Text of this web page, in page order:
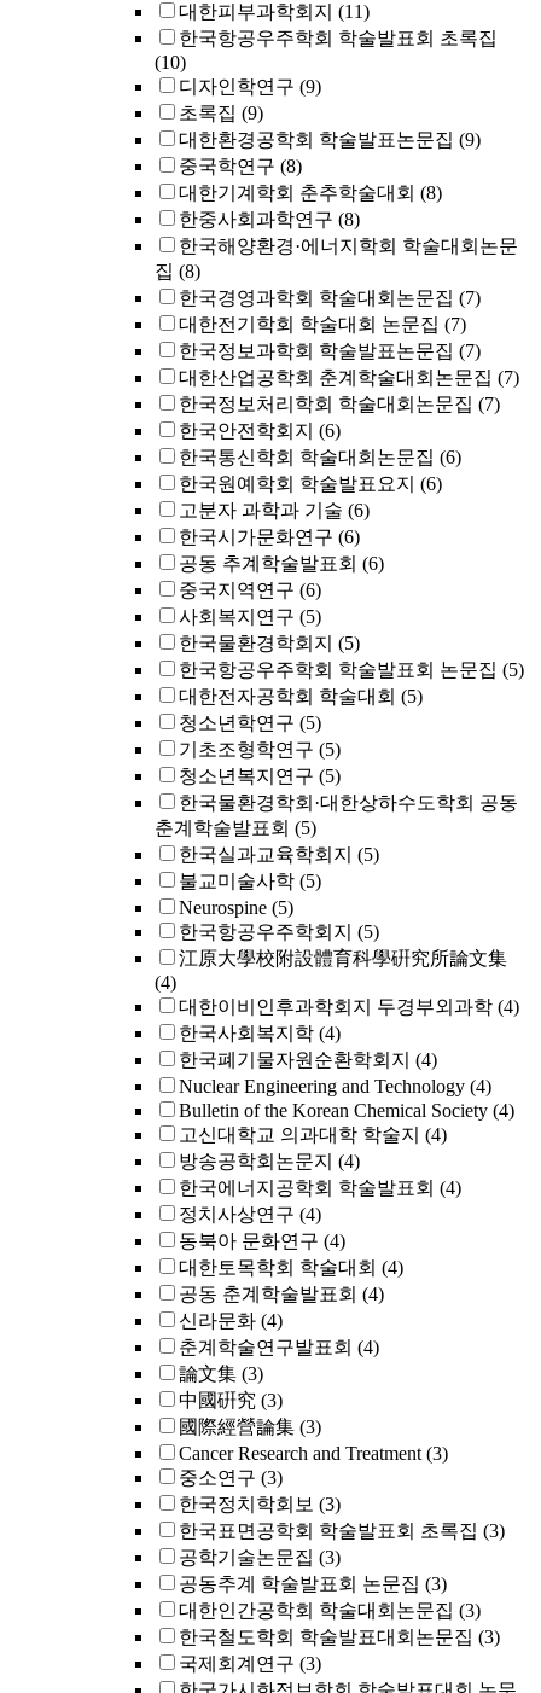
대한피부과학회지 (11)
한국항공우주학회 학술발표회 초록집
(10)
디자인학연구 (9)
초록집 (9)
대한환경공학회 학술발표논문집 (9)
중국학연구 (8)
대한기계학회 춘추학술대회 (8)
한중사회과학연구 (8)
한국해양환경·에너지학회 학술대회논문
집 (8)
한국경영과학회 학술대회논문집 (7)
대한전기학회 학술대회 논문집 (7)
한국정보과학회 학술발표논문집 (7)
대한산업공학회 춘계학술대회논문집 (7)
한국정보처리학회 학술대회논문집 (7)
한국안전학회지 (6)
한국통신학회 학술대회논문집 (6)
한국원예학회 학술발표요지 (6)
고분자 과학과 기술 (6)
한국시가문화연구 (6)
공동 추계학술발표회 (6)
중국지역연구 (6)
사회복지연구 (5)
한국물환경학회지 (5)
한국항공우주학회 학술발표회 논문집 (5)
대한전자공학회 학술대회 (5)
청소년학연구 (5)
기초조형학연구 (5)
청소년복지연구 (5)
한국물환경학회·대한상하수도학회 공동
춘계학술발표회 (5)
한국실과교육학회지 (5)
불교미술사학 (5)
Neurospine (5)
한국항공우주학회지 (5)
江原大學校附設體育科學硏究所論文集
(4)
대한이비인후과학회지 두경부외과학 (4)
한국사회복지학 (4)
한국폐기물자원순환학회지 (4)
Nuclear Engineering and Technology (4)
Bulletin of the Korean Chemical Society (4)
고신대학교 의과대학 학술지 (4)
방송공학회논문지 (4)
한국에너지공학회 학술발표회 (4)
정치사상연구 (4)
동북아 문화연구 (4)
대한토목학회 학술대회 (4)
공동 춘계학술발표회 (4)
신라문화 (4)
춘계학술연구발표회 (4)
論文集 (3)
中國硏究 (3)
國際經營論集 (3)
Cancer Research and Treatment (3)
중소연구 (3)
한국정치학회보 (3)
한국표면공학회 학술발표회 초록집 (3)
공학기술논문집 (3)
공동추계 학술발표회 논문집 (3)
대한인간공학회 학술대회논문집 (3)
한국철도학회 학술발표대회논문집 (3)
국제회계연구 (3)